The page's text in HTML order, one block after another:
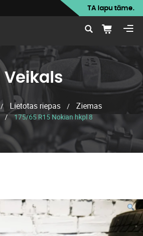
TA lapu tāme.
Veikals
/ Lietotas riepas /
Ziemas
/ 175/65 R15 Nokian hkpl 8